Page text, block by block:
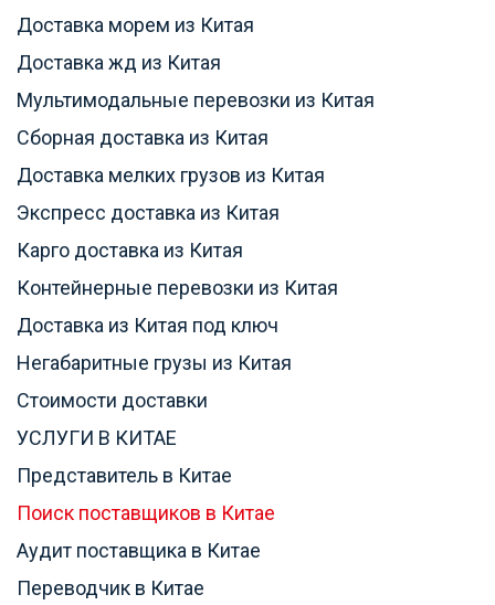
Доставка морем из Китая
Доставка жд из Китая
Мультимодальные перевозки из Китая
Сборная доставка из Китая
Доставка мелких грузов из Китая
Экспресс доставка из Китая
Карго доставка из Китая
Контейнерные перевозки из Китая
Доставка из Китая под ключ
Негабаритные грузы из Китая
Стоимости доставки
УСЛУГИ В КИТАЕ
Представитель в Китае
Поиск поставщиков в Китае
Аудит поставщика в Китае
Переводчик в Китае